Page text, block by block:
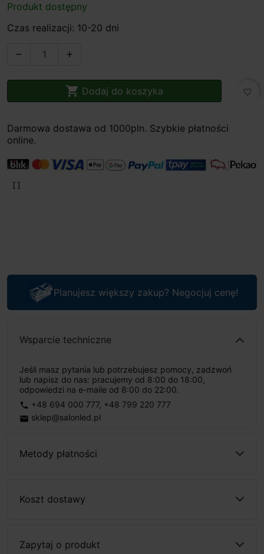
Produkt dostępny
Czas realizacji: 10-20 dni
 
 Dodaj do koszyka favorite_border
Darmowa dostawa od 1000pln. Szybkie płatności
online.
Planujesz większy zakup? Negocjuj cenę!
Wsparcie techniczne
Jeśli masz pytania lub potrzebujesz pomocy, zadzwoń
lub napisz do nas: pracujemy od 8:00 do 18:00,
odpowiedzi na e-maile od 8:00 do 22:00.
phone +48 694 000 777, +48 799 220 777
email sklep@salonled.pl
Metody płatności
Koszt dostawy
Zapytaj o produkt